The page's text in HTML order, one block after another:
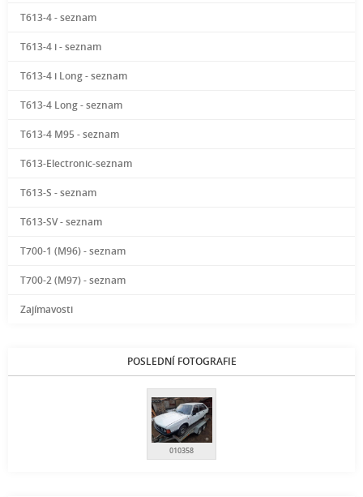
T613-4 - seznam
T613-4 i - seznam
T613-4 i Long - seznam
T613-4 Long - seznam
T613-4 M95 - seznam
T613-Electronic-seznam
T613-S - seznam
T613-SV - seznam
T700-1 (M96) - seznam
T700-2 (M97) - seznam
Zajímavosti
POSLEDNÍ FOTOGRAFIE
010358